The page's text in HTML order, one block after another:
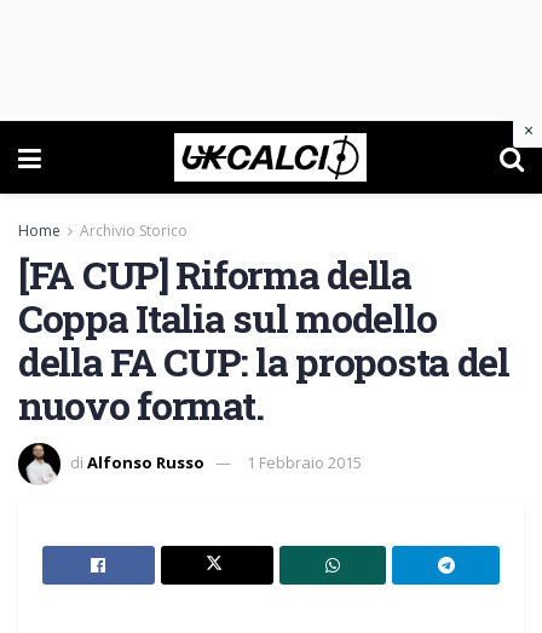
Home Archivio Storico
[FA CUP] Riforma della
Coppa Italia sul modello
della FA CUP: la proposta del
nuovo format.
di Alfonso Russo 1 Febbraio 2015
×